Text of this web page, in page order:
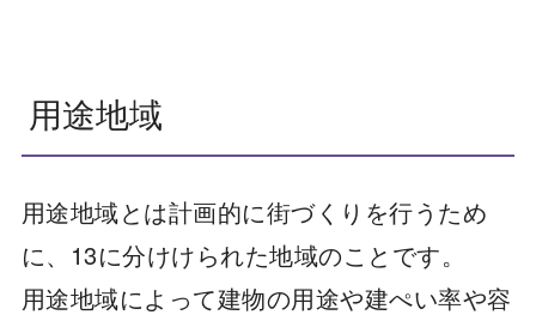
用途地域
用途地域とは計画的に街づくりを行うため
に、13に分けけられた地域のことです。
用途地域によって建物の用途や建ぺい率や容